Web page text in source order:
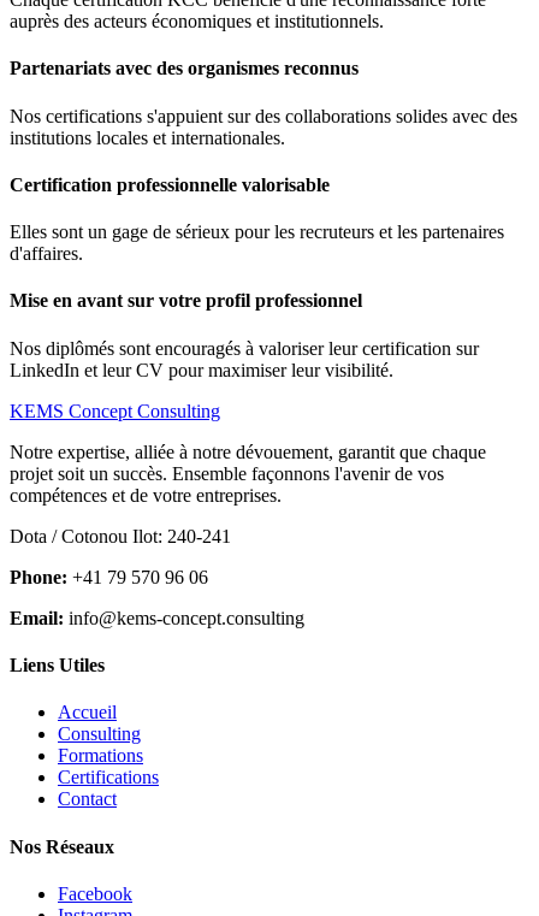
auprès des acteurs économiques et institutionnels.
Partenariats avec des organismes reconnus
Nos certifications s'appuient sur des collaborations solides avec des
institutions locales et internationales.
Certification professionnelle valorisable
Elles sont un gage de sérieux pour les recruteurs et les partenaires
d'affaires.
Mise en avant sur votre profil professionnel
Nos diplômés sont encouragés à valoriser leur certification sur
LinkedIn et leur CV pour maximiser leur visibilité.
KEMS Concept Consulting
Notre expertise, alliée à notre dévouement, garantit que chaque
projet soit un succès. Ensemble façonnons l'avenir de vos
compétences et de votre entreprises.
Dota / Cotonou Ilot: 240-241
Phone: +41 79 570 96 06
Email: info@kems-concept.consulting
Liens Utiles
Accueil
Consulting
Formations
Certifications
Contact
Nos Réseaux
Facebook